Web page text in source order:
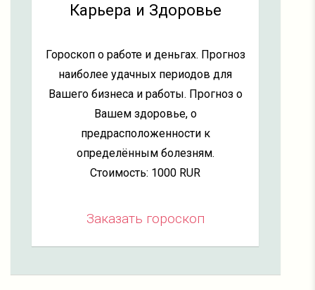
Карьера и Здоровье
Гороскоп о работе и деньгах. Прогноз
наиболее удачных периодов для
Вашего бизнеса и работы. Прогноз о
Вашем здоровье, о
предрасположенности к
определённым болезням.
Стоимость: 1000 RUR
Заказать гороскоп